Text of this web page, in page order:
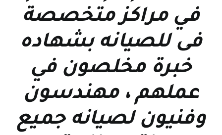
في مراكز متخصصة
فى للصيانه بشهاده
خبرة مخلصون في
عملهم ، مهندسون
وفنيون لصيانه جميع